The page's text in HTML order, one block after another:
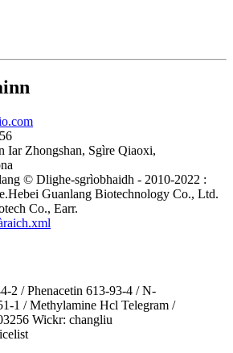
Iar Zhongshan, Sgìre Qiaoxi,
© Dlighe-sgrìobhaidh - 2010-2022 :
Guanlang Biotechnology Co., Ltd.
Co., Earr.
2 / ​​Phenacetin 613-93-4 / N-
1 / Methylamine Hcl Telegram /
Wickr: changliu